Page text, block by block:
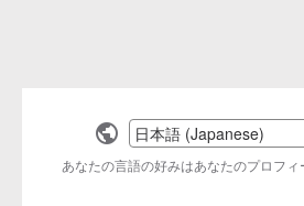
Select
a
language
あなたの言語の好みはあなたのプロフィ